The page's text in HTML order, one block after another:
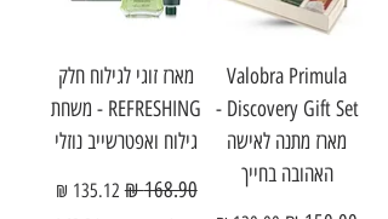
Valobra Primula
Discovery Gift Set -
מארז מתנה לאישה
האהובה בחייך
מארז זוגי לגילוח חלק
REFRESHING - משחת
גילוח ואפטרשייב נוזלי
מחיר רגיל‏168.90 ‏₪ מחיר מבצע